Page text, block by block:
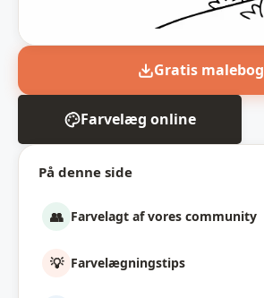
På denne side
👥 Farvelagt af vores community
💡 Farvelægningstips
Gratis malebog
Farvelæg online